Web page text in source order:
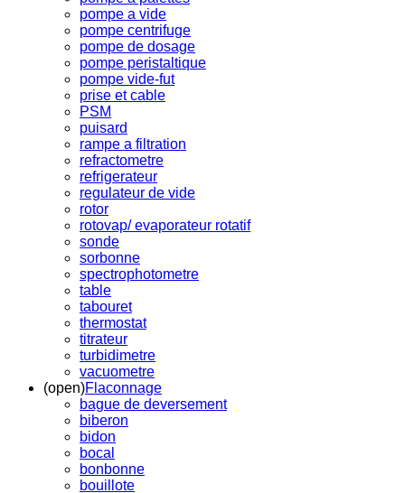
pompe a vide
pompe centrifuge
pompe de dosage
pompe peristaltique
pompe vide-fut
prise et cable
PSM
puisard
rampe a filtration
refractometre
refrigerateur
regulateur de vide
rotor
rotovap/ evaporateur rotatif
sonde
sorbonne
spectrophotometre
table
tabouret
thermostat
titrateur
turbidimetre
vacuometre
(open)Flaconnage
bague de deversement
biberon
bidon
bocal
bonbonne
bouillote